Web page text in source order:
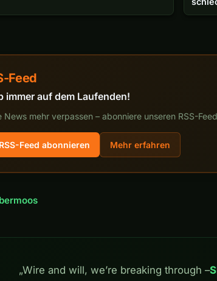
Feed
immer auf dem Laufenden!
News mehr verpassen – abonniere unseren RSS-Feed
RSS-Feed abonnieren Mehr erfahren
„Wire and will, we’re breaking through –